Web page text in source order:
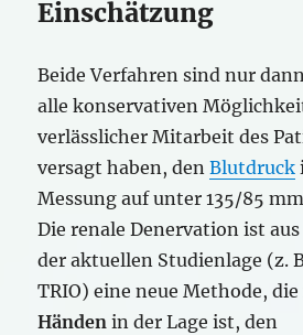
Einschätzung
Beide Verfahren sind nur
alle konservativen
verlässlicher Mitarbeit des
versagt haben, denBlutdruck
Messung auf unter 135/85
Die renale Denervation ist
der aktuellen Studienlage (z.
TRIO) eine neue Methode,
Händen in der Lage ist, den